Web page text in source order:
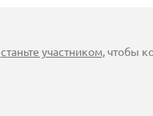
станьте участником, чтобы